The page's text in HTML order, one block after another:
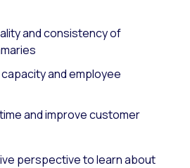
and consistency of
and employee
and improve customer
perspective to learn about